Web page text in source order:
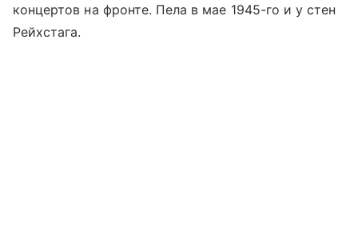
концертов на фронте. Пела в мае 1945-го и у стен
Рейхстага.